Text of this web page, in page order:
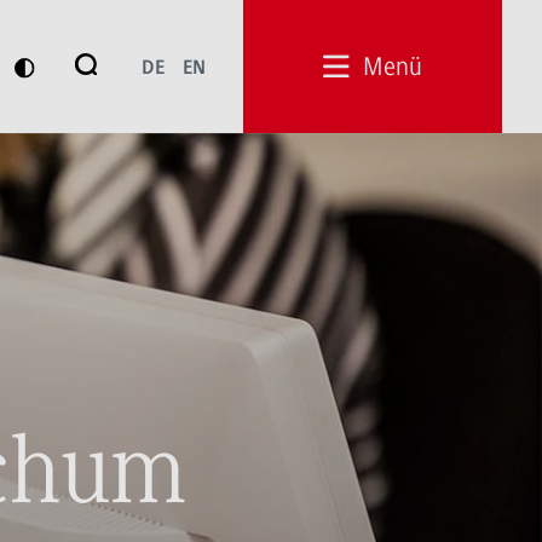
Suche
DE EN Menü